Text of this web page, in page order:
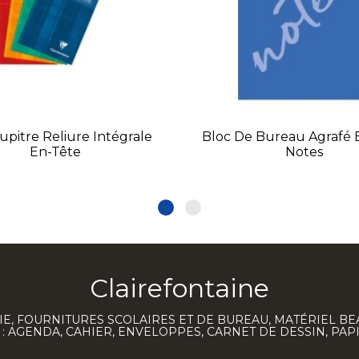
Reliure Intégrale
En-Tête
Bloc De Bureau Agrafé
Notes
Clairefontaine
FOURNITURES SCOLAIRES ET DE BUREAU, MATÉRIEL
AGENDA, CAHIER, ENVELOPPES, CARNET DE DESSIN,